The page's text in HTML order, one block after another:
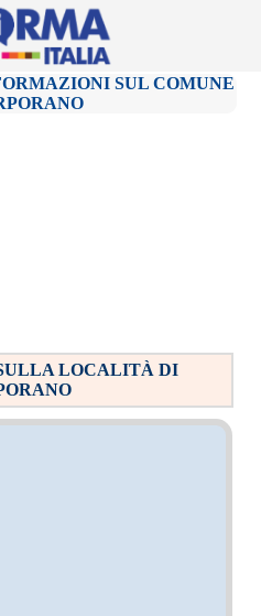
SUL COMUNE
LOCALITÀ DI